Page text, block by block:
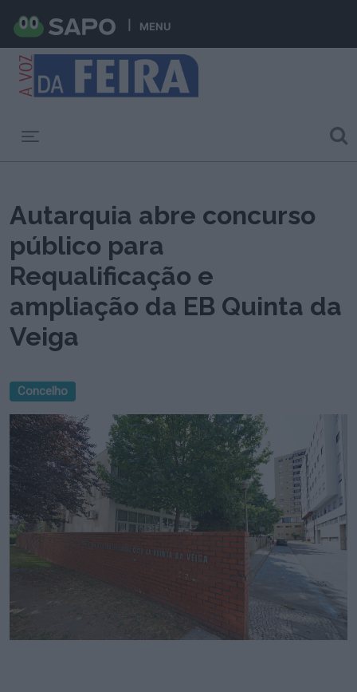
MENU
Autarquia abre concurso
público para
Requalificação e
ampliação da EB Quinta da
Veiga
Concelho